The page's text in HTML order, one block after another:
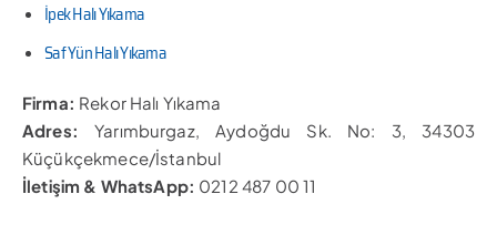
İpek Halı Yıkama
Saf Yün Halı Yıkama
Firma: Rekor Halı Yıkama
Adres:
Yarımburgaz, Aydoğdu Sk. No: 3, 34303
Küçükçekmece/İstanbul
İletişim & WhatsApp: 0212 487 00 11